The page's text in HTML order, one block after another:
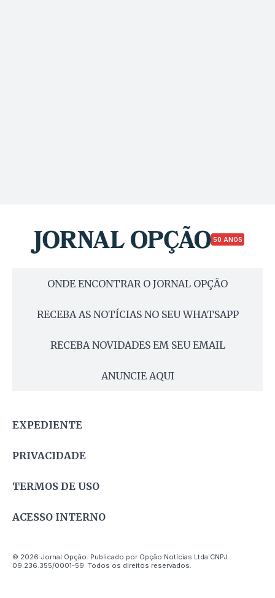
50 ANOS
ONDE ENCONTRAR O JORNAL OPÇÃO
RECEBA AS NOTÍCIAS NO SEU WHATSAPP
RECEBA NOVIDADES EM SEU EMAIL
ANUNCIE AQUI
EXPEDIENTE
PRIVACIDADE
TERMOS DE USO
ACESSO INTERNO
© 2026 Jornal Opção. Publicado por Opção Notícias Ltda CNPJ
09.236.355/0001-59. Todos os direitos reservados.